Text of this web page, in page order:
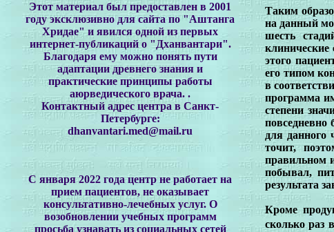
Этот материал был предоставлен в 2001
году эксклюзивно для сайта по "Аштанга
Хридае"и явился одной из первых
интернет-публикаций о "Дханвантари".
Благодаря ему можно понять пути
адаптации древнего знания и
практические принципы работы
аюрведического врача. .
Контактный адрес центра в Санкт-
Петербурге:
dhanvantari.med@mail.ru
С января 2022 года центр не работает на
прием пациентов, не оказывает
консультативно-лечебных услуг. О
возобновлении учебных программ
просьба узнавать из социальных сетей
Таким
на данный
шесть
этого
его типом
в
программа
степени
повседневно
для данного
точит,
правильном
побывал,
результата
Кроме
сколько раз